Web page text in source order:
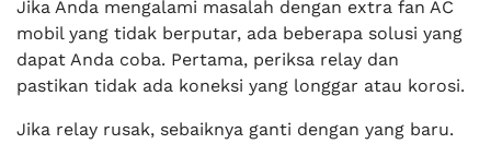
Jika Anda mengalami masalah dengan extra fan AC
mobil yang tidak berputar, ada beberapa solusi yang
dapat Anda coba. Pertama, periksa relay dan
pastikan tidak ada koneksi yang longgar atau korosi.
Jika relay rusak, sebaiknya ganti dengan yang baru.